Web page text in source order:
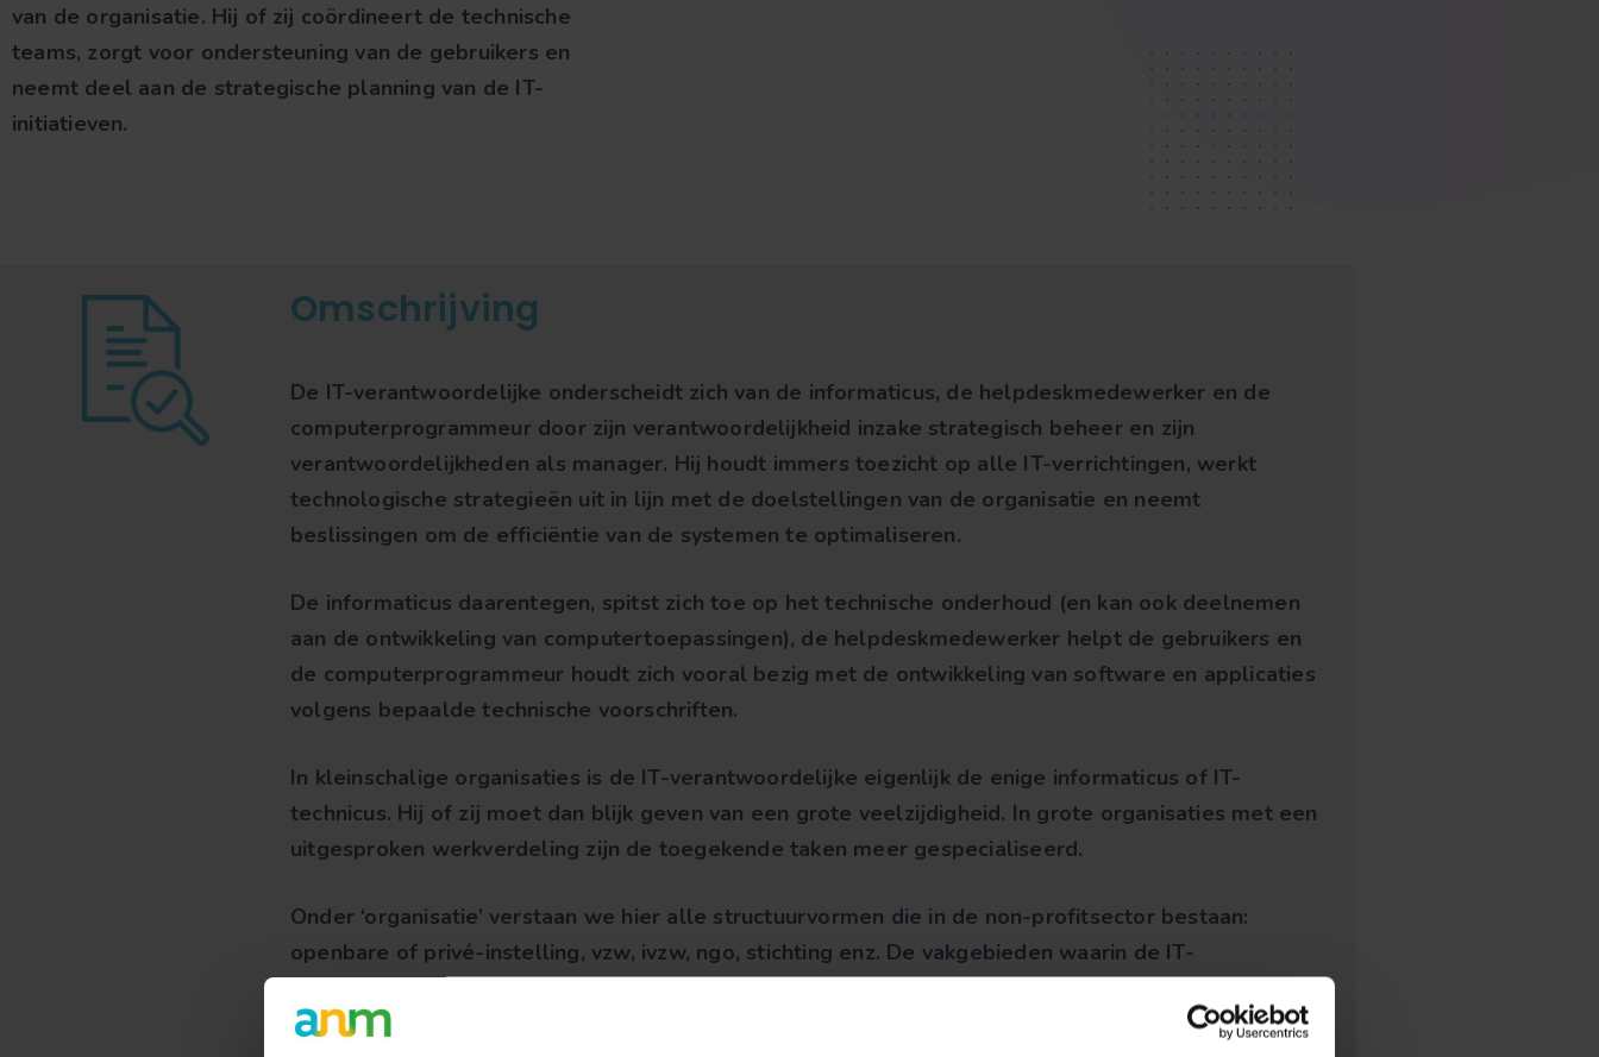
van de organisatie. Hij of zij coördineert de technische
teams, zorgt voor ondersteuning van de gebruikers en
neemt deel aan de strategische planning van de IT-
initiatieven.
Omschrijving
De IT-verantwoordelijke onderscheidt zich van de informaticus, de helpdeskmedewerker en de
computerprogrammeur door zijn verantwoordelijkheid inzake strategisch beheer en zijn
verantwoordelijkheden als manager. Hij houdt immers toezicht op alle IT-verrichtingen, werkt
technologische strategieën uit in lijn met de doelstellingen van de organisatie en neemt
beslissingen om de efficiëntie van de systemen te optimaliseren.
De informaticus daarentegen, spitst zich toe op het technische onderhoud (en kan ook deelnemen
aan de ontwikkeling van computertoepassingen), de helpdeskmedewerker helpt de gebruikers en
de computerprogrammeur houdt zich vooral bezig met de ontwikkeling van software en applicaties
volgens bepaalde technische voorschriften.
In kleinschalige organisaties is de IT-verantwoordelijke eigenlijk de enige informaticus of IT-
technicus. Hij of zij moet dan blijk geven van een grote veelzijdigheid. In grote organisaties met een
uitgesproken werkverdeling zijn de toegekende taken meer gespecialiseerd.
Onder ‘organisatie’ verstaan we hier alle structuurvormen die in de non-profitsector bestaan:
openbare of privé-instelling, vzw, ivzw, ngo, stichting enz. De vakgebieden waarin de IT-
jeugdbeschermingsdienst, residentiële diensten voor volwassenen met een beperking enz.